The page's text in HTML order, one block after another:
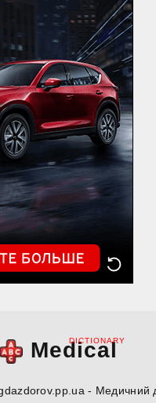
Medical
DICTIONARY
- Медичний